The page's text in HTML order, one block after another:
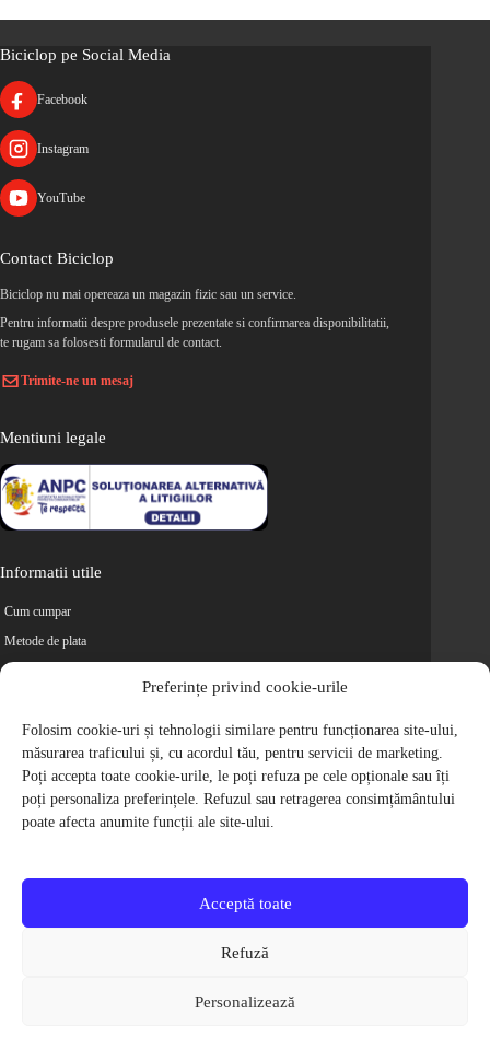
Preferințe privind cookie-urile
Folosim cookie-uri și tehnologii similare pentru funcționarea site-ului,
măsurarea traficului și, cu acordul tău, pentru servicii de marketing.
Poți accepta toate cookie-urile, le poți refuza pe cele opționale sau îți
poți personaliza preferințele. Refuzul sau retragerea consimțământului
poate afecta anumite funcții ale site-ului.
Acceptă toate
Refuză
Personalizează
Biciclop pe Social Media
Facebook
Instagram
YouTube
Contact Biciclop
Biciclop nu mai opereaza un magazin fizic sau un service.
Pentru informatii despre produsele prezentate si confirmarea disponibilitatii,
te rugam sa folosesti formularul de contact.
Trimite-ne un mesaj
Mentiuni legale
Informatii utile
Cum cumpar
Metode de plata
Retur
Cariere
Politica de Confidentialitate
Politica de cookie-uri